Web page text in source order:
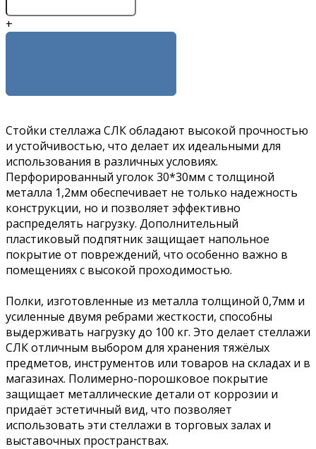
+
Стойки стеллажа СЛК обладают высокой прочностью
и устойчивостью, что делает их идеальными для
использования в различных условиях.
Перфорированный уголок 30*30мм с толщиной
металла 1,2мм обеспечивает не только надежность
конструкции, но и позволяет эффективно
распределять нагрузку. Дополнительный
пластиковый подпятник защищает напольное
покрытие от повреждений, что особенно важно в
помещениях с высокой проходимостью.
Полки, изготовленные из металла толщиной 0,7мм и
усиленные двумя ребрами жесткости, способны
выдерживать нагрузку до 100 кг. Это делает стеллажи
СЛК отличным выбором для хранения тяжёлых
предметов, инструментов или товаров на складах и в
магазинах. Полимерно-порошковое покрытие
защищает металлические детали от коррозии и
придаёт эстетичный вид, что позволяет
использовать эти стеллажи в торговых залах и
выставочных пространствах.